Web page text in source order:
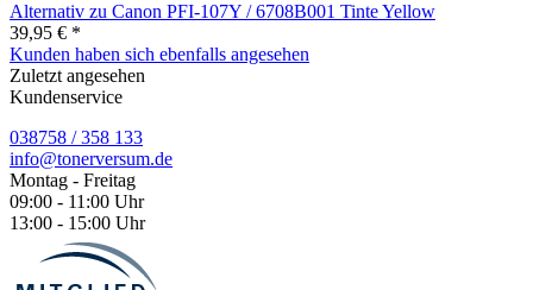
Alternativ zu Canon PFI-107Y / 6708B001 Tinte Yellow
39,95 € *
Kunden haben sich ebenfalls angesehen
Zuletzt angesehen
Kundenservice
038758 / 358 133
info@tonerversum.de
Montag - Freitag
09:00 - 11:00 Uhr
13:00 - 15:00 Uhr